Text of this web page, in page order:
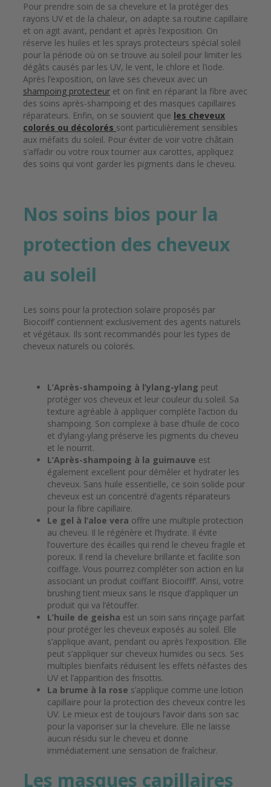
Pour prendre soin de sa chevelure et la protéger des
rayons UV et de la chaleur, on adapte sa routine capillaire
et on agit avant, pendant et après l’exposition. On
réserve les huiles et les sprays protecteurs spécial soleil
pour la période où on se trouve au soleil pour limiter les
dégâts causés par les UV, le vent, le chlore et l’iode.
Après l’exposition, on lave ses cheveux avec un
shampoing protecteur et on finit en réparant la fibre avec
des soins après-shampoing et des masques capillaires
réparateurs. Enfin, on se souvient que les cheveux
colorés ou décolorés sont particulièrement sensibles
aux méfaits du soleil. Pour éviter de voir votre châtain
s’affadir ou votre roux tourner aux carottes, appliquez
des soins qui vont garder les pigments dans le cheveu.
Nos soins bios pour la
protection des cheveux
au soleil
Les soins pour la protection solaire proposés par
Biocoiff’ contiennent exclusivement des agents naturels
et végétaux. Ils sont recommandés pour les types de
cheveux naturels ou colorés.
L’Après-shampoing à l’ylang-ylang peut
protéger vos cheveux et leur couleur du soleil. Sa
texture agréable à appliquer complète l’action du
shampoing. Son complexe à base d’huile de coco
et d’ylang-ylang préserve les pigments du cheveu
et le nourrit.
L’Après-shampoing à la guimauve est
également excellent pour démêler et hydrater les
cheveux. Sans huile essentielle, ce soin solide pour
cheveux est un concentré d’agents réparateurs
pour la fibre capillaire.
Le gel à l’aloe vera offre une multiple protection
au cheveu. Il le régénère et l’hydrate. Il évite
l’ouverture des écailles qui rend le cheveu fragile et
poreux. Il rend la chevelure brillante et facilite son
coiffage. Vous pourrez compléter son action en lui
associant un produit coiffant Biocoifff’. Ainsi, votre
brushing tient mieux sans le risque d’appliquer un
produit qui va l’étouffer.
L’huile de geisha est un soin sans rinçage parfait
pour protéger les cheveux exposés au soleil. Elle
s’applique avant, pendant ou après l’exposition. Elle
peut s’appliquer sur cheveux humides ou secs. Ses
multiples bienfaits réduisent les effets néfastes des
UV et l’apparition des frisottis.
La brume à la rose s’applique comme une lotion
capillaire pour la protection des cheveux contre les
UV. Le mieux est de toujours l’avoir dans son sac
pour la vaporiser sur la chevelure. Elle ne laisse
aucun résidu sur le cheveu et donne
immédiatement une sensation de fraîcheur.
Les masques capillaires